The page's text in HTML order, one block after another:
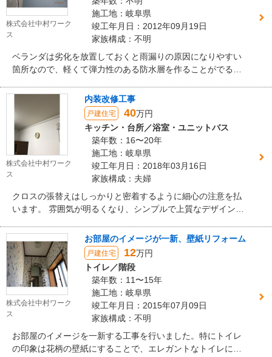
株式会社中村ワーク
ス
施工地：岐阜県
竣工年月日：2012年09月19日
家族構成：不明
ベランダは劣化を放置しておくと雨漏りの原因になりやすい
箇所なので、軽くて弾力性のある防水層を作ることがでる、
株式会社中村ワーク
ス
内装改修工事
戸建住宅 40万円
キッチン・台所／浴室・ユニットバス
築年数：16〜20年
施工地：岐阜県
竣工年月日：2018年03月16日
家族構成：夫婦
クロスの張替えはしっかりと密着するように細心の注意を払
います。 雰囲気が明るくなり、シンプルで上質なデザインと
株式会社中村ワーク
ス
お部屋のイメージが一新、壁紙リフォーム
戸建住宅 12万円
トイレ／階段
築年数：11〜15年
施工地：岐阜県
竣工年月日：2015年07月09日
家族構成：不明
お部屋のイメージを一新する工事を行いました。特にトイレ
の印象は花柄の壁紙にすることで、エレガントなトイレにな